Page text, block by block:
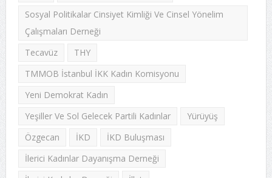
Sosyal Politikalar Cinsiyet Kimliği Ve Cinsel Yönelim
Çalışmaları Derneği
Tecavüz
THY
TMMOB İstanbul İKK Kadın Komisyonu
Yeni Demokrat Kadın
Yeşiller Ve Sol Gelecek Partili Kadınlar
Yürüyüş
Özgecan
İKD
İKD Buluşması
İlerici Kadınlar Dayanışma Derneği